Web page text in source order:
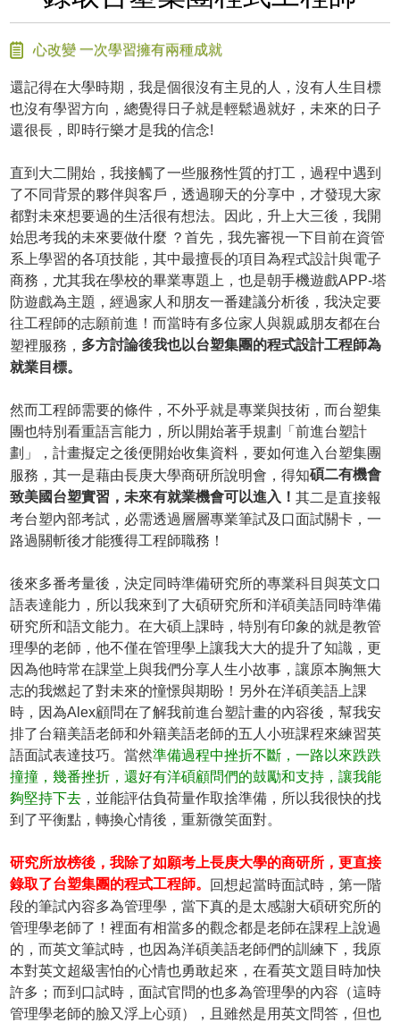
心改變 一次學習擁有兩種成就
還記得在大學時期，我是個很沒有主見的人，沒有人生目標
也沒有學習方向，總覺得日子就是輕鬆過就好，未來的日子
還很長，即時行樂才是我的信念!
直到大二開始，我接觸了一些服務性質的打工，過程中遇到
了不同背景的夥伴與客戶，透過聊天的分享中，才發現大家
都對未來想要過的生活很有想法。因此，升上大三後，我開
始思考我的未來要做什麼 ？首先，我先審視一下目前在資管
系上學習的各項技能，其中最擅長的項目為程式設計與電子
商務，尤其我在學校的畢業專題上，也是朝手機遊戲APP-塔
防遊戲為主題，經過家人和朋友一番建議分析後，我決定要
往工程師的志願前進！而當時有多位家人與親戚朋友都在台
塑裡服務， 多方討論後我也以台塑集團的程式設計工程師為
就業目標。
然而工程師需要的條件，不外乎就是專業與技術，而台塑集
團也特別看重語言能力，所以開始著手規劃「前進台塑計
劃」，計畫擬定之後便開始收集資料，要如何進入台塑集團
服務，其一是藉由長庚大學商研所說明會，得知碩二有機會
致美國台塑實習，未來有就業機會可以進入！其二是直接報
考台塑內部考試，必需透過層層專業筆試及口面試關卡，一
路過關斬後才能獲得工程師職務！
後來多番考量後，決定同時準備研究所的專業科目與英文口
語表達能力，所以我來到了大碩研究所和洋碩美語同時準備
研究所和語文能力。在大碩上課時，特別有印象的就是教管
理學的老師，他不僅在管理學上讓我大大的提升了知識，更
因為他時常在課堂上與我們分享人生小故事，讓原本胸無大
志的我燃起了對未來的憧憬與期盼！另外在洋碩美語上課
時，因為Alex顧問在了解我前進台塑計畫的內容後，幫我安
排了台籍美語老師和外籍美語老師的五人小班課程來練習英
語面試表達技巧。當然準備過程中挫折不斷，一路以來跌跌
撞撞，幾番挫折，還好有洋碩顧問們的鼓勵和支持，讓我能
夠堅持下去 ，並能評估負荷量作取捨準備，所以我很快的找
到了平衡點，轉換心情後，重新微笑面對。
研究所放榜後，我除了如願考上長庚大學的商研所，更直接
錄取了台塑集團的程式工程師。
回想起當時面試時，第一階
段的筆試內容多為管理學，當下真的是太感謝大碩研究所的
管理學老師了！裡面有相當多的觀念都是老師在課程上說過
的，而英文筆試時，也因為洋碩美語老師們的訓練下，我原
本對英文超級害怕的心情也勇敢起來，在看英文題目時加快
許多；而到口試時，面試官問的也多為管理學的內容（這時
管理學老師的臉又浮上心頭），且雖然是用英文問答，但也